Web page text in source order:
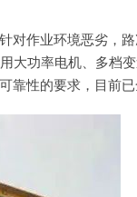
对作业环境恶劣，
功率电机、多档
性的要求，目前已